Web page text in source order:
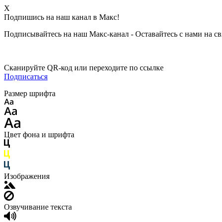
X
Подпишись на наш канал в Макс!
Подписывайтесь на наш Макс-канал - Оставайтесь с нами на
Сканируйте QR-код или переходите по ссылке
Подписаться
Размер шрифта
Цвет фона и шрифта
Изображения
Озвучивание текста